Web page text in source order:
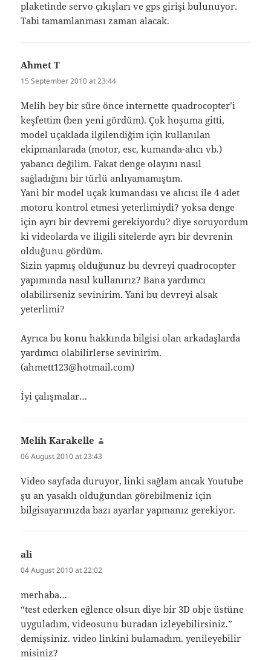
plaketinde servo çıkışları ve gps girişi bulunuyor.
Tabi tamamlanması zaman alacak.
Ahmet T
15 September 2010 at 23:44
Melih bey bir süre önce internette quadrocopter’i
keşfettim (ben yeni gördüm). Çok hoşuma gitti,
model uçaklada ilgilendiğim için kullanılan
ekipmanlarada (motor, esc, kumanda-alıcı vb.)
yabancı değilim. Fakat denge olayını nasıl
sağladığını bir türlü anlıyamamıştım.
Yani bir model uçak kumandası ve alıcısı ile 4 adet
motoru kontrol etmesi yeterlimiydi? yoksa denge
için ayrı bir devremi gerekiyordu? diye soruyordum
ki videolarda ve iligili sitelerde ayrı bir devrenin
olduğunu gördüm.
Sizin yapmış olduğunuz bu devreyi quadrocopter
yapımında nasıl kullanırız? Bana yardımcı
olabilirseniz sevinirim. Yani bu devreyi alsak
yeterlimi?
Ayrıca bu konu hakkında bilgisi olan arkadaşlarda
yardımcı olabilirlerse sevinirim.
(ahmett123@hotmail.com)
İyi çalışmalar…
Melih Karakelle
06 August 2010 at 23:43
Video sayfada duruyor, linki sağlam ancak Youtube
şu an yasaklı olduğundan görebilmeniz için
bilgisayarınızda bazı ayarlar yapmanız gerekiyor.
ali
04 August 2010 at 22:02
merhaba…
“test ederken eğlence olsun diye bir 3D obje üstüne
uyguladım, videosunu buradan izleyebilirsiniz.”
demişsiniz. video linkini bulamadım. yenileyebilir
misiniz?